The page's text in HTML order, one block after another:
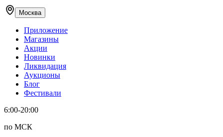
Москва
Приложение
Магазины
Акции
Новинки
Ликвидация
Аукционы
Блог
Фестивали
6:00-20:00
по МСК